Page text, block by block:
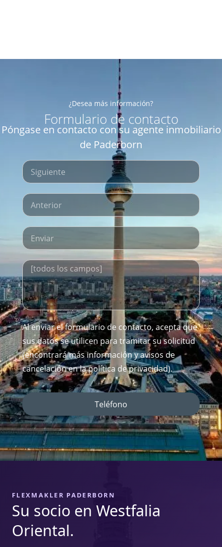
¿Desea más información?
Formulario de contacto
Póngase en contacto con su agente inmobiliario
de Paderborn
Al enviar el formulario de contacto, acepta que
sus datos se utilicen para tramitar su solicitud
(encontrará más información y avisos de
cancelación en la política de privacidad).
Teléfono
FLEXMAKLER PADERBORN
Su socio en Westfalia
Oriental.